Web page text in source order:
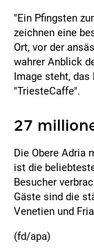
"Ein Pfingsten
zeichnen eine
Ort, vor der
wahrer Anblick
Image steht,
"TriesteCaffe".
27
Die Obere Adria
ist die
Besucher
Gäste sind die
Venetien und
(fd/apa)